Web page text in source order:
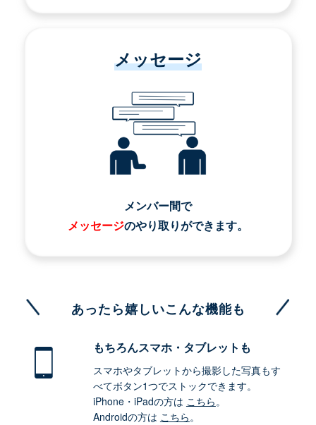
メッセージ
メンバー間で
メッセージのやり取りができます。
あったら嬉しいこんな機能も
もちろんスマホ・タブレットも
スマホやタブレットから撮影した写真もす
べてボタン1つでストックできます。
iPhone・iPadの方は こちら。
Androidの方は こちら。